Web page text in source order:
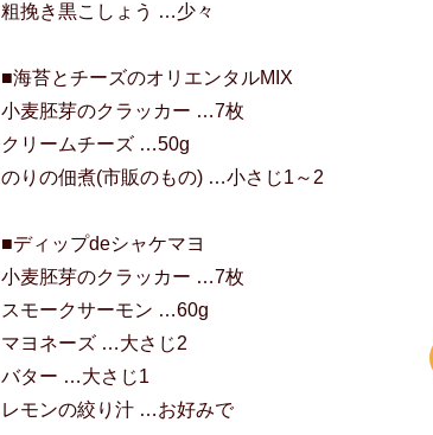
粗挽き黒こしょう …少々
■海苔とチーズのオリエンタルMIX
小麦胚芽のクラッカー …7枚
クリームチーズ …50g
のりの佃煮(市販のもの) …小さじ1～2
■ディップdeシャケマヨ
小麦胚芽のクラッカー …7枚
スモークサーモン …60g
マヨネーズ …大さじ2
バター …大さじ1
レモンの絞り汁 …お好みで